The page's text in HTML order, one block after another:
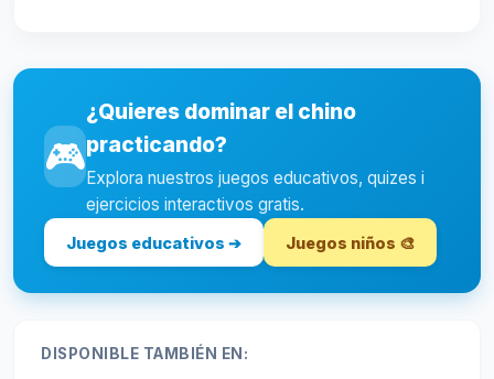
🎮
¿Quieres dominar el chino
practicando?
Explora nuestros juegos educativos, quizes i
ejercicios interactivos gratis.
Juegos educativos ➔ Juegos niños 🎨
DISPONIBLE TAMBIÉN EN: